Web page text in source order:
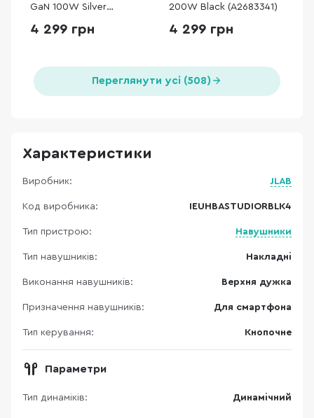
GaN 100W Silver
4 299 грн
200W Black (A2683341)
4 299 грн
Переглянути усі (508)
Характеристики
Виробник: JLAB
Код виробника: IEUHBASTUDIORBLK4
Тип пристрою: Навушники
Тип навушників: Накладні
Виконання навушників: Верхня дужка
Призначення навушників: Для смартфона
Тип керування: Кнопочне
Параметри
Тип динаміків: Динамічний